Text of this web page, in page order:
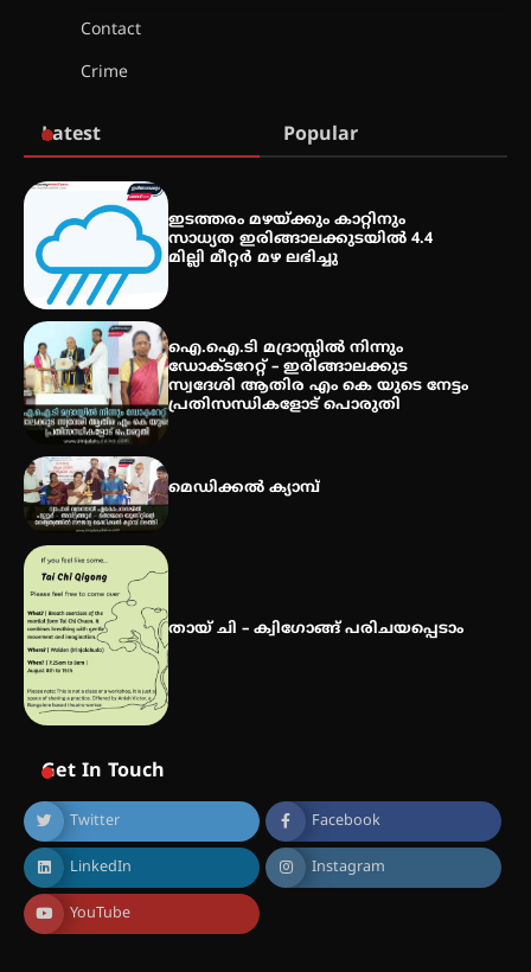
കോമേഴ്‌സ് അസോസിയേഷന്
തുടക്കമായി
കോമേഴ്സ് എക്സ്പോയുമായി
എസ് എൻ ഹയർ സെക്കൻഡറി
സർഗ്ഗസാഹിതി- കവിതാസംഗമം
2026 കവിതാ ചർച്ച കാട്ടൂർ, ടി. കെ.
Contact
Crime
Latest Popular
ഇടത്തരം മഴയ്ക്കും കാറ്റിനും
സാധ്യത ഇരിങ്ങാലക്കുടയിൽ 4.4
മില്ലി മീറ്റർ മഴ ലഭിച്ചു
ഐ.ഐ.ടി മദ്രാസ്സിൽ നിന്നും
ഡോക്ടറേറ്റ് – ഇരിങ്ങാലക്കുട
സ്വദേശി ആതിര എം കെ യുടെ നേട്ടം
പ്രതിസന്ധികളോട് പൊരുതി
മെഡിക്കൽ ക്യാമ്പ്
തായ് ചി – ക്വിഗോങ്ങ് പരിചയപ്പെടാം
Get In Touch
Twitter Facebook
LinkedIn Instagram
YouTube